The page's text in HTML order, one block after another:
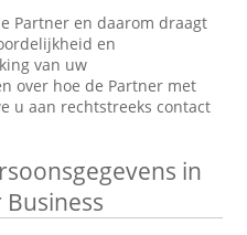
Partner en daarom draagt
en
van uw
over hoe de Partner met
u aan rechtstreeks contact
in
Business